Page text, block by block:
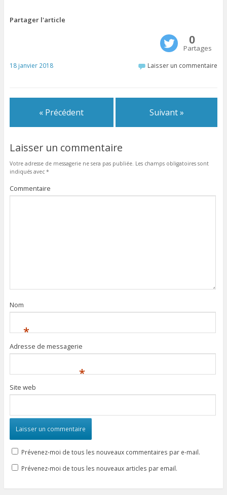
Partager l'article
0
Partages
18 janvier 2018 Laisser un commentaire
« Précédent Suivant »
Laisser un commentaire
Votre adresse de messagerie ne sera pas publiée. Les champs obligatoires sont
indiqués avec *
Commentaire
Nom
*
Adresse de messagerie
*
Site web
Prévenez-moi de tous les nouveaux commentaires par e-mail.
Prévenez-moi de tous les nouveaux articles par email.